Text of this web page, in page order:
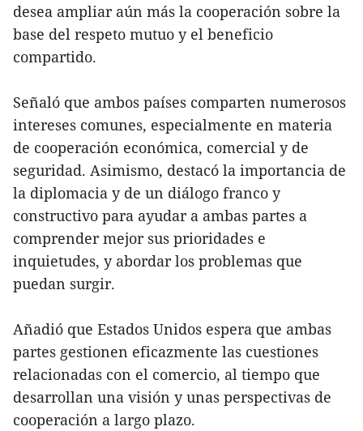
desea ampliar aún más la cooperación sobre la
base del respeto mutuo y el beneficio
compartido.
Señaló que ambos países comparten numerosos
intereses comunes, especialmente en materia
de cooperación económica, comercial y de
seguridad. Asimismo, destacó la importancia de
la diplomacia y de un diálogo franco y
constructivo para ayudar a ambas partes a
comprender mejor sus prioridades e
inquietudes, y abordar los problemas que
puedan surgir.
Añadió que Estados Unidos espera que ambas
partes gestionen eficazmente las cuestiones
relacionadas con el comercio, al tiempo que
desarrollan una visión y unas perspectivas de
cooperación a largo plazo.